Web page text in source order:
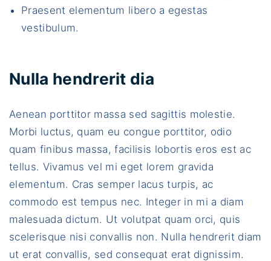
Praesent elementum libero a egestas
vestibulum.
Nulla hendrerit dia
Aenean porttitor massa sed sagittis molestie.
Morbi luctus, quam eu congue porttitor, odio
quam finibus massa, facilisis lobortis eros est ac
tellus. Vivamus vel mi eget lorem gravida
elementum. Cras semper lacus turpis, ac
commodo est tempus nec. Integer in mi a diam
malesuada dictum. Ut volutpat quam orci, quis
scelerisque nisi convallis non. Nulla hendrerit diam
ut erat convallis, sed consequat erat dignissim.